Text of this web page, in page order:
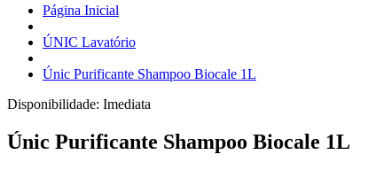
Página Inicial
ÚNIC Lavatório
Únic Purificante Shampoo Biocale 1L
Disponibilidade: Imediata
Únic Purificante Shampoo Biocale 1L